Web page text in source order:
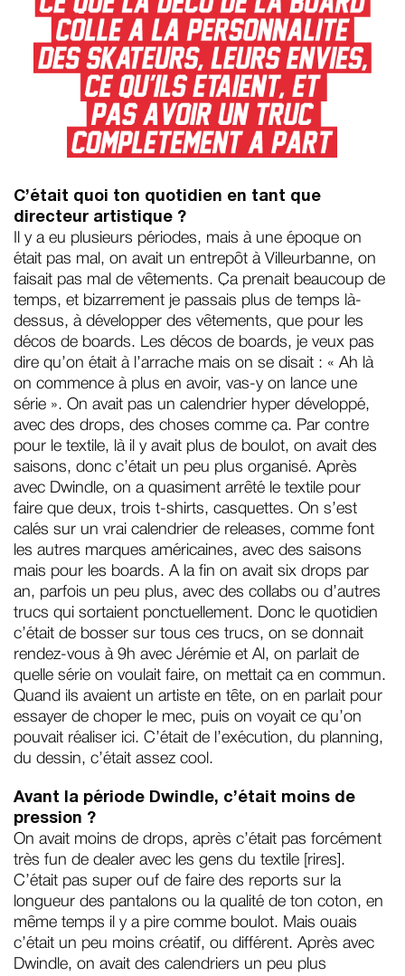
C’était quoi ton quotidien en tant que
directeur artistique ?
Il y a eu plusieurs périodes, mais à une époque on
était pas mal, on avait un entrepôt à Villeurbanne, on
faisait pas mal de vêtements. Ça prenait beaucoup de
temps, et bizarrement je passais plus de temps là-
dessus, à développer des vêtements, que pour les
décos de boards. Les décos de boards, je veux pas
dire qu’on était à l’arrache mais on se disait : « Ah là
on commence à plus en avoir, vas-y on lance une
série ». On avait pas un calendrier hyper développé,
avec des drops, des choses comme ça. Par contre
pour le textile, là il y avait plus de boulot, on avait des
saisons, donc c’était un peu plus organisé. Après
avec Dwindle, on a quasiment arrêté le textile pour
faire que deux, trois t-shirts, casquettes. On s’est
calés sur un vrai calendrier de releases, comme font
les autres marques américaines, avec des saisons
mais pour les boards. A la fin on avait six drops par
an, parfois un peu plus, avec des collabs ou d’autres
trucs qui sortaient ponctuellement. Donc le quotidien
c’était de bosser sur tous ces trucs, on se donnait
rendez-vous à 9h avec Jérémie et Al, on parlait de
quelle série on voulait faire, on mettait ça en commun.
Quand ils avaient un artiste en tête, on en parlait pour
essayer de choper le mec, puis on voyait ce qu’on
pouvait réaliser ici. C’était de l’exécution, du planning,
du dessin, c’était assez cool.
Avant la période Dwindle, c’était moins de
pression ?
On avait moins de drops, après c’était pas forcément
très fun de dealer avec les gens du textile [rires].
C’était pas super ouf de faire des reports sur la
longueur des pantalons ou la qualité de ton coton, en
même temps il y a pire comme boulot. Mais ouais
c’était un peu moins créatif, ou différent. Après avec
Dwindle, on avait des calendriers un peu plus